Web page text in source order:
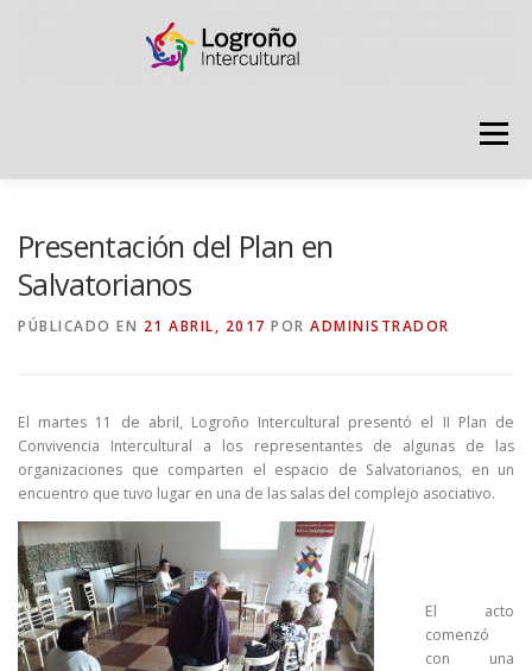
Menú
RECURSOS PUNTO DE ACOGIDA
Presentación del Plan en
Salvatorianos
PÚBLICADO EN 21 ABRIL, 2017 POR ADMINISTRADOR
El martes 11 de abril, Logroño Intercultural presentó el II Plan de
Convivencia Intercultural a los representantes de algunas de las
organizaciones que comparten el espacio de Salvatorianos, en un
encuentro que tuvo lugar en una de las salas del complejo asociativo.
El acto
comenzó
con una